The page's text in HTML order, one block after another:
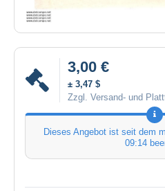
3,00 €
± 3,47 $
Zzgl. Versand- und
Dieses Angebot ist seit dem
09:14